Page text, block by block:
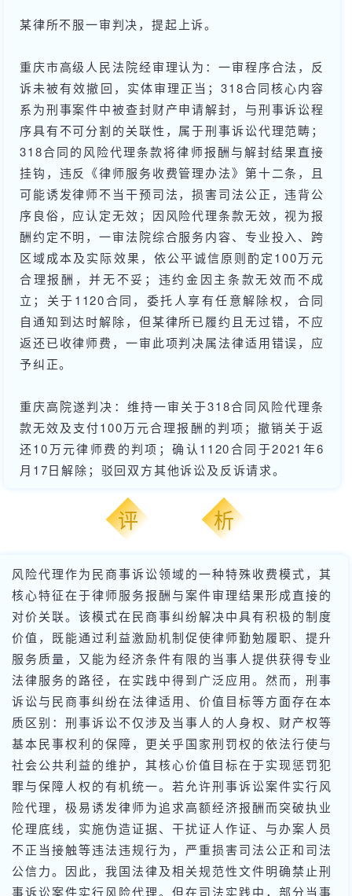
某律所不服一审判决，提起上诉。
重庆市高级人民法院经审理认为：一审程序合法，反
诉未被有效撤回，实体审理正当；318合同核心内容
系为刑事案件中被查封财产申请解封，与刑事诉讼程
序具有不可分割的关联性，属于刑事诉讼代理范畴；
318合同的风险代理条款将律师报酬与解封结果直接
挂钩，违反《律师服务收费管理办法》第十二条，且
可能诱发律师不当干预司法，损害司法公正，违背公
序良俗，应认定无效；因风险代理条款无效，视为报
酬约定不明，一审法院综合服务内容、专业投入、跨
区域成本及实际效果，依公平诚信原则酌定100万元
合理报酬，并无不妥；违约金因主条款无效而不成
立；关于1120合同，委托人享有任意解除权，合同
自通知到达时解除，但某律所已履约且无过错，不应
返还已收律师费，一审此项判决属法律适用错误，应
予纠正。
重庆高院遂判决：维持一审关于318合同风险代理条
款无效及支付100万元合理报酬的判项；撤销关于返
还10万元律师费的判项；确认1120合同于2021年6
月17日解除；驳回双方其他诉讼及反诉请求。
评 析
风险代理作为民商事诉讼领域的一种特殊收费模式，其
核心特征在于律师服务报酬与案件审理结果形成直接的
对价关联。该模式在民商事纠纷解决中具有积极的制度
价值，既能通过利益激励机制促使律师勤勉履职、提升
服务质量，又能为经济条件有限的当事人提供获得专业
法律服务的路径，在实践中得到广泛应用。然而，刑事
诉讼与民商事纠纷在法律适用、价值目标等方面存在本
质区别：刑事诉讼不仅涉及当事人的人身权、财产权等
基本民事权利的保障，更关乎国家刑罚权的依法行使与
社会公共利益的维护，其核心价值目标在于实现惩罚犯
罪与保障人权的有机统一。若允许刑事诉讼案件实行风
险代理，极易诱发律师为追求高额经济报酬而突破执业
伦理底线，实施伪造证据、干扰证人作证、与办案人员
不正当接触等违法违规行为，严重损害司法公正和司法
公信力。因此，我国法律及相关规范性文件明确禁止刑
事诉讼案件实行风险代理。但在司法实践中，部分当事